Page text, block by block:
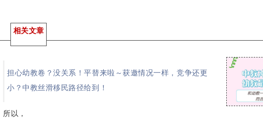
相关文章
担心幼教卷？没关系！平替来啦～获邀情况一样，竞争还更
小？中教丝滑移民路径给到！
所以，